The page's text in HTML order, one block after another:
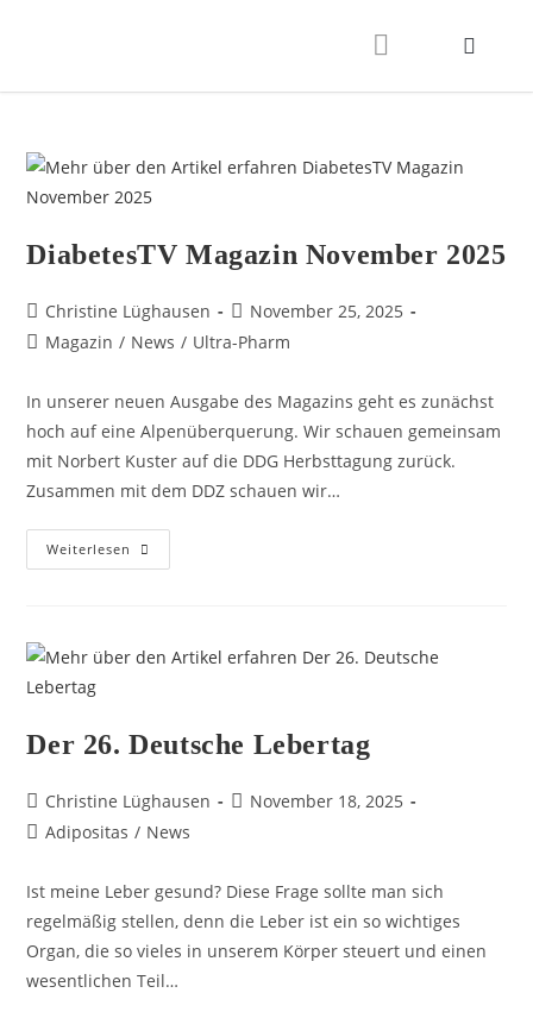
DiabetesTV Magazin November 2025
Christine Lüghausen
November 25, 2025
Magazin / News / Ultra-Pharm
In unserer neuen Ausgabe des Magazins geht es zunächst
hoch auf eine Alpenüberquerung. Wir schauen gemeinsam
mit Norbert Kuster auf die DDG Herbsttagung zurück.
Zusammen mit dem DDZ schauen wir…
Weiterlesen
Der 26. Deutsche Lebertag
Christine Lüghausen
November 18, 2025
Adipositas / News
Ist meine Leber gesund? Diese Frage sollte man sich
regelmäßig stellen, denn die Leber ist ein so wichtiges
Organ, die so vieles in unserem Körper steuert und einen
wesentlichen Teil…